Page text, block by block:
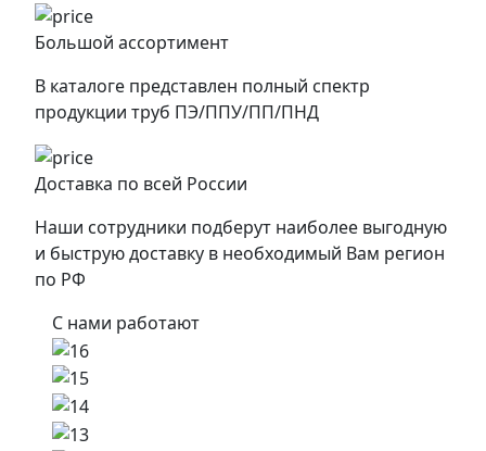
Большой ассортимент
В каталоге представлен полный спектр
продукции труб ПЭ/ППУ/ПП/ПНД
Доставка по всей России
Наши сотрудники подберут наиболее выгодную
и быструю доставку в необходимый Вам регион
по РФ
С нами работают